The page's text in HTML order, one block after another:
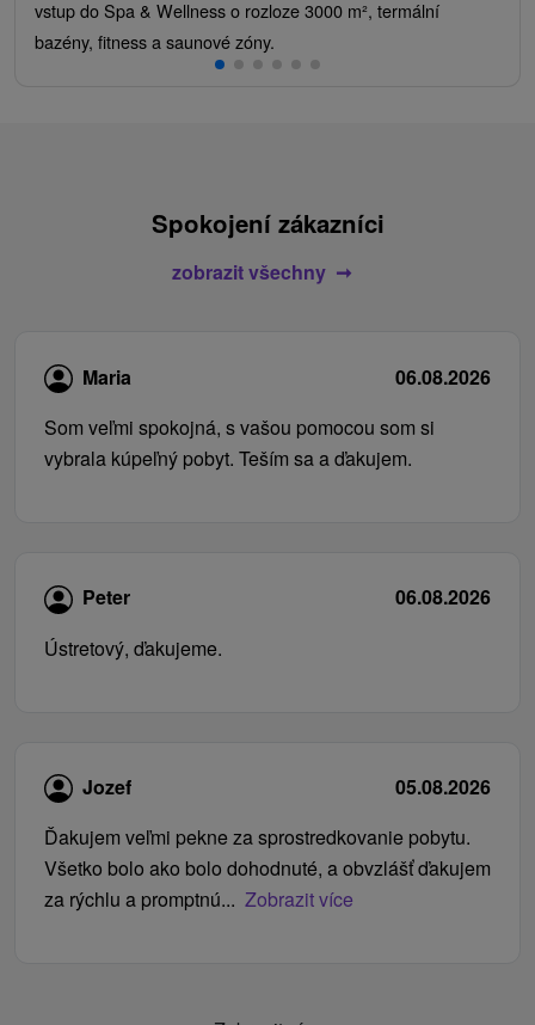
vstup do Spa & Wellness o rozloze 3000 m², termální
bazény, fitness a saunové zóny.
Spokojení zákazníci
zobrazit všechny
Maria
06.08.2026
Som veľmi spokojná, s vašou pomocou som si
vybrala kúpeľný pobyt. Teším sa a ďakujem.
Peter
06.08.2026
Ústretový, ďakujeme.
Jozef
05.08.2026
Ďakujem veľmi pekne za sprostredkovanie pobytu.
Všetko bolo ako bolo dohodnuté, a obvzlášť ďakujem
za rýchlu a promptnú... Zobrazit více